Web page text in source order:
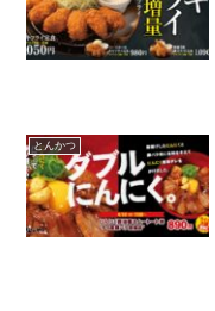
とんかつ